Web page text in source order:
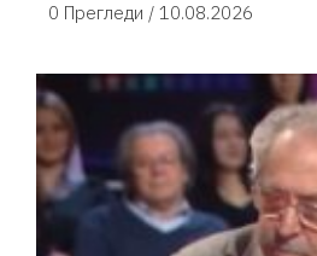
0 Прегледи / 10.08.2026